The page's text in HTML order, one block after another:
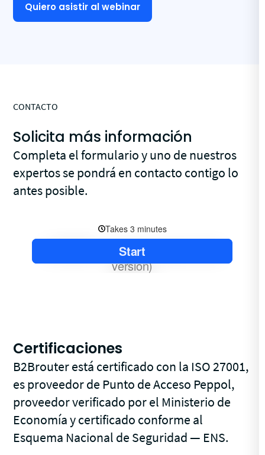
Quiero asistir al webinar
CONTACTO
Solicita más información
Completa el formulario y uno de nuestros
expertos se pondrá en contacto contigo lo
antes posible.
Certificaciones
B2Brouter está certificado con la ISO 27001,
es proveedor de Punto de Acceso Peppol,
proveedor verificado por el Ministerio de
Economía y certificado conforme al
Esquema Nacional de Seguridad — ENS.